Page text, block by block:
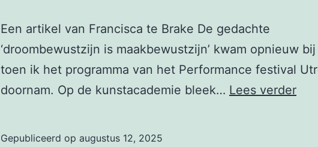
Een artikel van Francisca te Brake De gedachte
‘droombewustzijn is maakbewustzijn’ kwam opnieuw
toen ik het programma van het Performance festival
doornam. Op de kunstacademie bleek… Lees verder
Gepubliceerd op augustus 12, 2025